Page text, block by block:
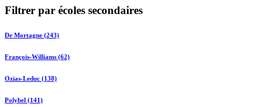
Filtrer par écoles secondaires
De Mortagne (243)
François-Williams (62)
Ozias-Leduc (138)
Polybel (141)